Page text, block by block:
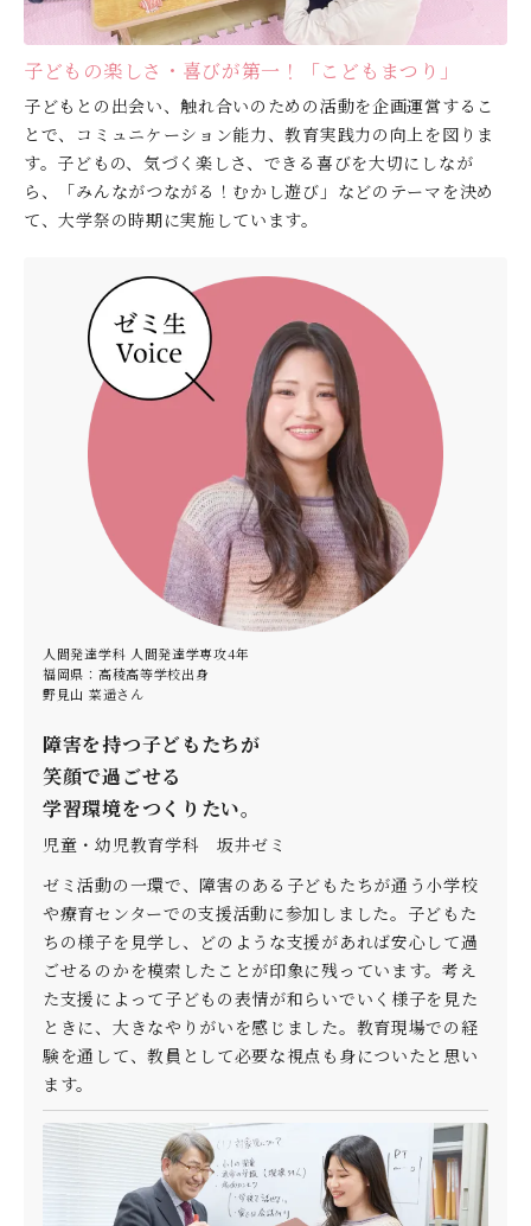
子どもの楽しさ・喜びが第一！「こどもまつり」
子どもとの出会い、触れ合いのための活動を企画運営するこ
とで、コミュニケーション能力、教育実践力の向上を図りま
す。子どもの、気づく楽しさ、できる喜びを大切にしなが
ら、「みんながつながる！むかし遊び」などのテーマを決め
て、大学祭の時期に実施しています。
人間発達学科 人間発達学専攻4年
福岡県：高稜高等学校出身
野見山 菜遥さん
障害を持つ子どもたちが
笑顔で過ごせる
学習環境をつくりたい。
児童・幼児教育学科 坂井ゼミ
ゼミ活動の一環で、障害のある子どもたちが通う小学校
や療育センターでの支援活動に参加しました。子どもた
ちの様子を見学し、どのような支援があれば安心して過
ごせるのかを模索したことが印象に残っています。考え
た支援によって子どもの表情が和らいでいく様子を見た
ときに、大きなやりがいを感じました。教育現場での経
験を通して、教員として必要な視点も身についたと思い
ます。